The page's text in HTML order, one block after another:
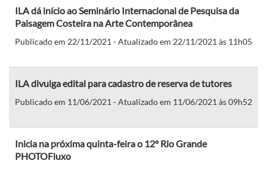
ILA dá início ao Seminário Internacional de Pesquisa da
Paisagem Costeira na Arte Contemporânea
Publicado em 22/11/2021 - Atualizado em 22/11/2021 às 11h05
ILA divulga edital para cadastro de reserva de tutores
Publicado em 11/06/2021 - Atualizado em 11/06/2021 às 09h52
Inicia na próxima quinta-feira o 12º Rio Grande
PHOTOFluxo